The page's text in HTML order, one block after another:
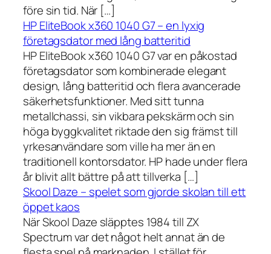
före sin tid. När […]
HP EliteBook x360 1040 G7 – en lyxig
företagsdator med lång batteritid
HP EliteBook x360 1040 G7 var en påkostad
företagsdator som kombinerade elegant
design, lång batteritid och flera avancerade
säkerhetsfunktioner. Med sitt tunna
metallchassi, sin vikbara pekskärm och sin
höga byggkvalitet riktade den sig främst till
yrkesanvändare som ville ha mer än en
traditionell kontorsdator. HP hade under flera
år blivit allt bättre på att tillverka […]
Skool Daze – spelet som gjorde skolan till ett
öppet kaos
När Skool Daze släpptes 1984 till ZX
Spectrum var det något helt annat än de